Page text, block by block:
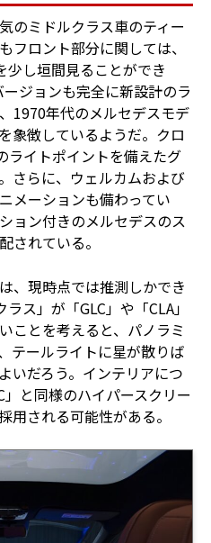
のミドルクラス車のティー
フロント部分に関しては、
少し垣間見ることができ
ジョンも完全に新設計のラ
1970年代のメルセデスモデ
象徴しているようだ。クロ
ライトポイントを備えたグ
さらに、ウェルカムおよび
メーションも備わってい
ョン付きのメルセデスのス
されている。
、現時点では推測しかでき
ス」が「GLC」や「CLA」
ことを考えると、パノラミ
テールライトに星が散りば
いだろう。インテリアにつ
と同様のハイパースクリー
用される可能性がある。